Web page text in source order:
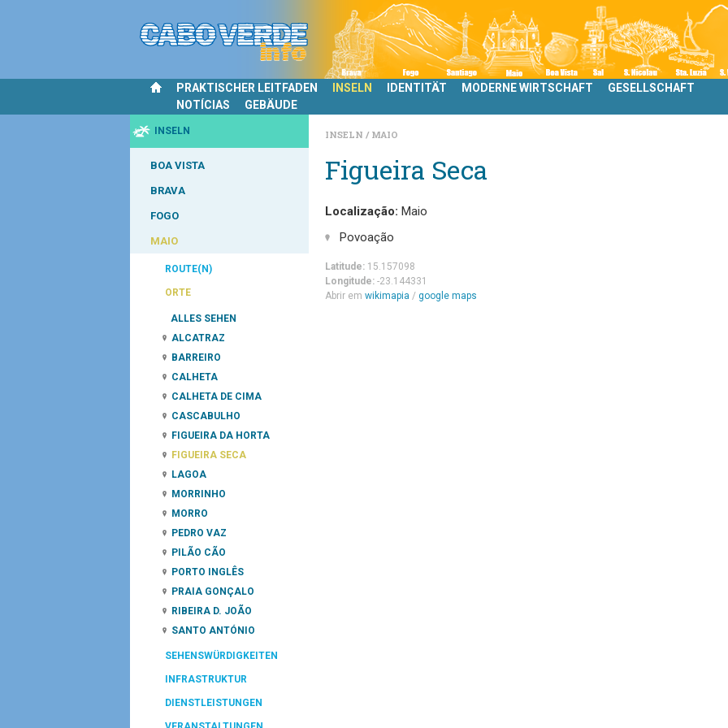
PRAKTISCHER LEITFADEN INSELN IDENTITÄT MODERNE WIRTSCHAFT
GESELLSCHAFT
NOTÍCIAS
GEBÄUDE
INSELN
BOA VISTA
BRAVA
FOGO
MAIO
ROUTE(N)
ORTE
ALLES SEHEN
ALCATRAZ
BARREIRO
CALHETA
CALHETA DE CIMA
CASCABULHO
FIGUEIRA DA HORTA
FIGUEIRA SECA
LAGOA
MORRINHO
MORRO
PEDRO VAZ
PILÃO CÃO
PORTO INGLÊS
PRAIA GONÇALO
RIBEIRA D. JOÃO
SANTO ANTÓNIO
SEHENSWÜRDIGKEITEN
INFRASTRUKTUR
DIENSTLEISTUNGEN
INSELN MAIO
Figueira Seca
Localização: Maio
Povoação
Latitude: 15.157098
Longitude: -23.144331
Abrir em wikimapia / google maps